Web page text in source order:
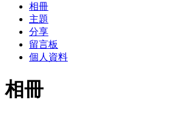
相冊
主題
分享
留言板
個人資料
相冊